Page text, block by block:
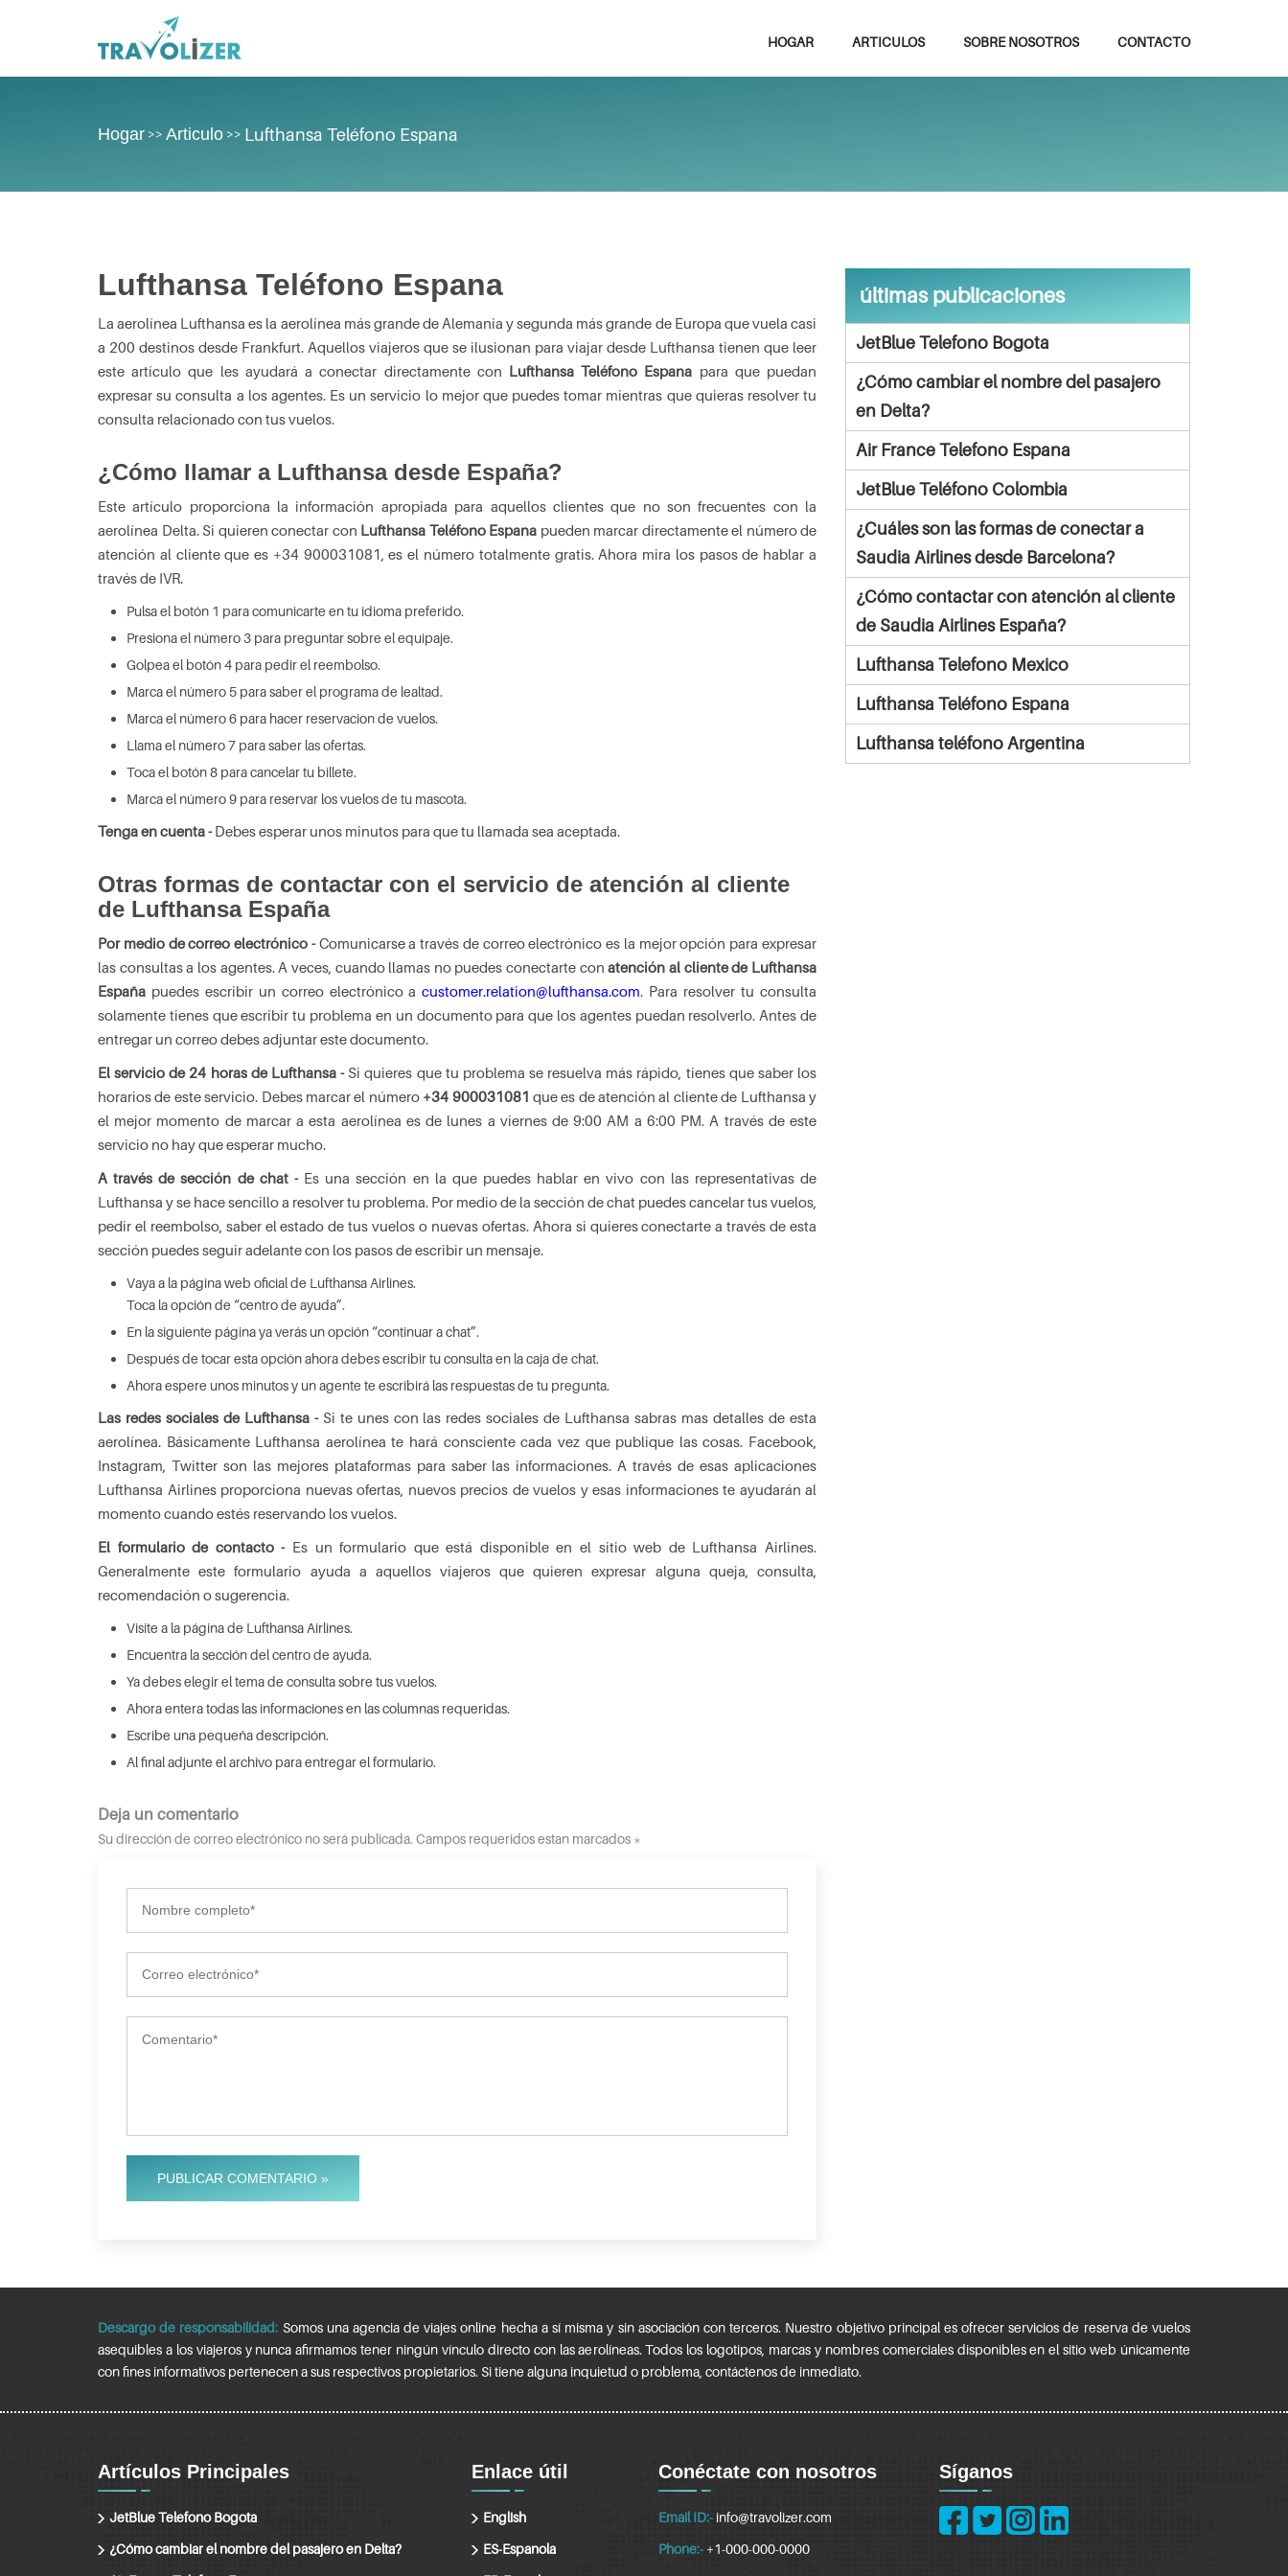
HOGAR ARTICULOS SOBRE NOSOTROS CONTACTO
Hogar >> Articulo >> Lufthansa Teléfono Espana
Lufthansa Teléfono Espana
La aerolínea Lufthansa es la aerolínea más grande de Alemania y segunda más grande de Europa que vuela casi
a 200 destinos desde Frankfurt. Aquellos viajeros que se ilusionan para viajar desde Lufthansa tienen que leer
este artículo que les ayudará a conectar directamente con Lufthansa Teléfono Espana para que puedan
expresar su consulta a los agentes. Es un servicio lo mejor que puedes tomar mientras que quieras resolver tu
consulta relacionado con tus vuelos.
¿Cómo llamar a Lufthansa desde España?
Este artículo proporciona la información apropiada para aquellos clientes que no son frecuentes con la
aerolínea Delta. Si quieren conectar con Lufthansa Teléfono Espana pueden marcar directamente el número de
atención al cliente que es +34 900031081, es el número totalmente gratis. Ahora mira los pasos de hablar a
través de IVR.
Pulsa el botón 1 para comunicarte en tu idioma preferido.
Presiona el número 3 para preguntar sobre el equipaje.
Golpea el botón 4 para pedir el reembolso.
Marca el número 5 para saber el programa de lealtad.
Marca el número 6 para hacer reservacion de vuelos.
Llama el número 7 para saber las ofertas.
Toca el botón 8 para cancelar tu billete.
Marca el número 9 para reservar los vuelos de tu mascota.
Tenga en cuenta -Debes esperar unos minutos para que tu llamada sea aceptada.
Otras formas de contactar con el servicio de atención al cliente
de Lufthansa España
Por medio de correo electrónico -Comunicarse a través de correo electrónico es la mejor opción para expresar
las consultas a los agentes. A veces, cuando llamas no puedes conectarte conatención al cliente de Lufthansa
España puedes escribir un correo electrónico acustomer.relation@lufthansa.com. Para resolver tu consulta
solamente tienes que escribir tu problema en un documento para que los agentes puedan resolverlo. Antes de
entregar un correo debes adjuntar este documento.
El servicio de 24 horas de Lufthansa - Si quieres que tu problema se resuelva más rápido, tienes que saber los
horarios de este servicio. Debes marcar el número +34 900031081 que es de atención al cliente de Lufthansa y
el mejor momento de marcar a esta aerolínea es de lunes a viernes de 9:00 AM a 6:00 PM. A través de este
servicio no hay que esperar mucho.
A través de sección de chat - Es una sección en la que puedes hablar en vivo con las representativas de
Lufthansa y se hace sencillo a resolver tu problema. Por medio de la sección de chat puedes cancelar tus vuelos,
pedir el reembolso, saber el estado de tus vuelos o nuevas ofertas. Ahora si quieres conectarte a través de esta
sección puedes seguir adelante con los pasos de escribir un mensaje.
Vaya a la página web oficial de Lufthansa Airlines.
Toca la opción de “centro de ayuda”.
En la siguiente página ya verás un opción “continuar a chat”.
Después de tocar esta opción ahora debes escribir tu consulta en la caja de chat.
Ahora espere unos minutos y un agente te escribirá las respuestas de tu pregunta.
Las redes sociales de Lufthansa - Si te unes con las redes sociales de Lufthansa sabras mas detalles de esta
aerolínea. Básicamente Lufthansa aerolínea te hará consciente cada vez que publique las cosas. Facebook,
Instagram, Twitter son las mejores plataformas para saber las informaciones. A través de esas aplicaciones
Lufthansa Airlines proporciona nuevas ofertas, nuevos precios de vuelos y esas informaciones te ayudarán al
momento cuando estés reservando los vuelos.
El formulario de contacto - Es un formulario que está disponible en el sitio web de Lufthansa Airlines.
Generalmente este formulario ayuda a aquellos viajeros que quieren expresar alguna queja, consulta,
recomendación o sugerencia.
Visite a la página de Lufthansa Airlines.
Encuentra la sección del centro de ayuda.
Ya debes elegir el tema de consulta sobre tus vuelos.
Ahora entera todas las informaciones en las columnas requeridas.
Escribe una pequeña descripción.
Al final adjunte el archivo para entregar el formulario.
Deja un comentario
Su dirección de correo electrónico no será publicada. Campos requeridos estan marcados *
PUBLICAR COMENTARIO »
últimas publicaciones
JetBlue Telefono Bogota
¿Cómo cambiar el nombre del pasajero
en Delta?
Air France Telefono Espana
JetBlue Teléfono Colombia
¿Cuáles son las formas de conectar a
Saudia Airlines desde Barcelona?
¿Cómo contactar con atención al cliente
de Saudia Airlines España?
Lufthansa Telefono Mexico
Lufthansa Teléfono Espana
Lufthansa teléfono Argentina
Descargo de responsabilidad: Somos una agencia de viajes online hecha a sí misma y sin asociación con terceros. Nuestro objetivo principal es ofrecer servicios de reserva de vuelos
asequibles a los viajeros y nunca afirmamos tener ningún vínculo directo con las aerolíneas. Todos los logotipos, marcas y nombres comerciales disponibles en el sitio web únicamente
con fines informativos pertenecen a sus respectivos propietarios. Si tiene alguna inquietud o problema, contáctenos de inmediato.
Artículos Principales
JetBlue Telefono Bogota
¿Cómo cambiar el nombre del pasajero en Delta?
Enlace útil
English
ES-Espanola
Conéctate con nosotros
Email ID:- info@travolizer.com
Phone:- +1-000-000-0000
Síganos